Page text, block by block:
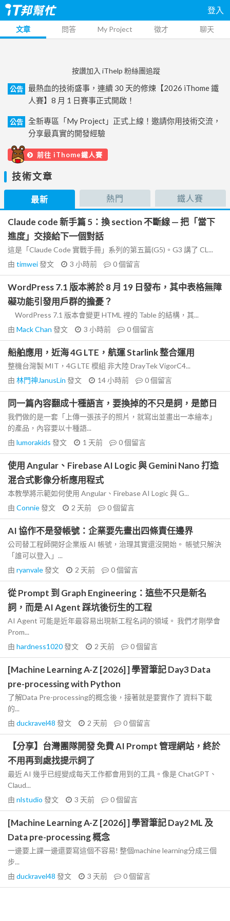
登入
文章 問答 My Project 徵才 聊天
按讚加入 iThelp 粉絲團追蹤
公告
最熱血的技術盛事，連續 30 天的修煉【2026 iThome 鐵
人賽】8 月 1 日賽事正式開啟！
公告
全新專區「My Project」正式上線！邀請你用技術交流，
分享最真實的開發經驗
前往 iThome鐵人賽
技術文章
最新 熱門 鐵人賽
Claude code 新手篇 5：換 section 不斷線 — 把「當下
進度」交接給下一個對話
這是「Claude Code 實戰手冊」系列的第五篇(G5)。G3 講了 CL...
由 timwei發文 3 小時前 0個留言
WordPress 7.1 版本將於 8 月 19 日發布，其中表格無障
礙功能引發用戶群的擔憂？
WordPress 7.1 版本會變更 HTML 裡的 Table 的結構，其...
由 Mack Chan 發文 3 小時前 0個留言
船舶應用，近海 4G LTE，航運 Starlink 整合運用
整機台灣製 MIT，4G LTE 模組 非大陸 DrayTek VigorC4...
由 林門神JanusLin 發文 14 小時前 0個留言
同一篇內容翻成十種語言，要換掉的不只是詞，是節日
我們做的是一套「上傳一張孩子的照片，就寫出並畫出一本繪本」
的產品，內容要以十種語...
由 lumorakids 發文 1 天前 0個留言
使用 Angular、Firebase AI Logic 與 Gemini Nano 打造
混合式影像分析應用程式
本教學將示範如何使用 Angular、Firebase AI Logic 與 G...
由 Connie發文 2 天前 0個留言
AI 協作不是發帳號：企業要先畫出四條責任邊界
公司替工程師開好企業版 AI 帳號，治理其實還沒開始。 帳號只解決
「誰可以登入」...
由 ryanvale發文 2 天前 0個留言
從 Prompt 到 Graph Engineering：這些不只是新名
詞，而是 AI Agent 踩坑後衍生的工程
AI Agent 可能是近年最容易出現新工程名詞的領域。 我們才剛學會
Prom...
由 hardness1020發文 2 天前 0個留言
[Machine Learning A-Z [2026] ] 學習筆記 Day3 Data
pre-processing with Python
了解Data Pre-processing的概念後，接著就是要實作了 資料下載
的...
由 duckravel48 發文 2 天前 0個留言
【分享】台灣團隊開發 免費 AI Prompt 管理網站，終於
不用再到處找提示詞了
最近 AI 幾乎已經變成每天工作都會用到的工具。像是 ChatGPT、
Claud...
由 nlstudio 發文 3 天前 0個留言
[Machine Learning A-Z [2026] ] 學習筆記 Day2 ML 及
Data pre-processing 概念
一邊要上課一邊還要寫這個不容易! 整個machine learning分成三個
步...
由 duckravel48 發文 3 天前 0個留言